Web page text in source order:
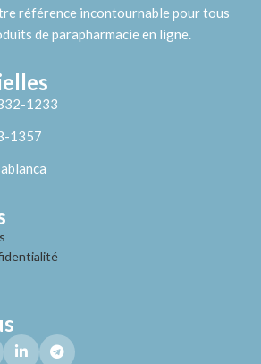
référence incontournable pour tous
de parapharmacie en ligne.
1233
1357